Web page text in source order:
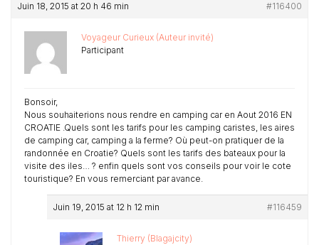
Juin 18, 2015 at 20 h 46 min #116400
Voyageur Curieux (Auteur invité)
Participant
Bonsoir,
Nous souhaiterions nous rendre en camping car en Aout 2016 EN
CROATIE .Quels sont les tarifs pour les camping caristes, les aires
de camping car, camping a la ferme? Où peut-on pratiquer de la
randonnée en Croatie? Quels sont les tarifs des bateaux pour la
visite des iles… ? enfin quels sont vos conseils pour voir le cote
touristique? En vous remerciant par avance.
Juin 19, 2015 at 12 h 12 min #116459
Thierry (Blagajcity)